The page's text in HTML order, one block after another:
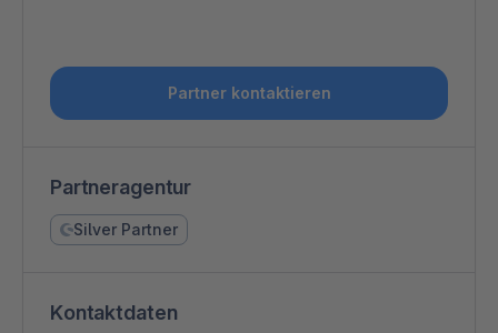
Partner kontaktieren
Partneragentur
Silver Partner
Kontaktdaten